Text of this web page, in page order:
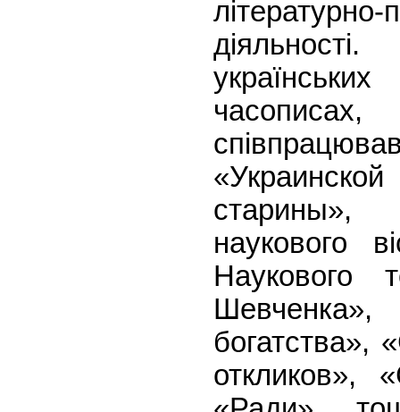
літературно-
наукового
Наукового
богатства»,
откликов»,